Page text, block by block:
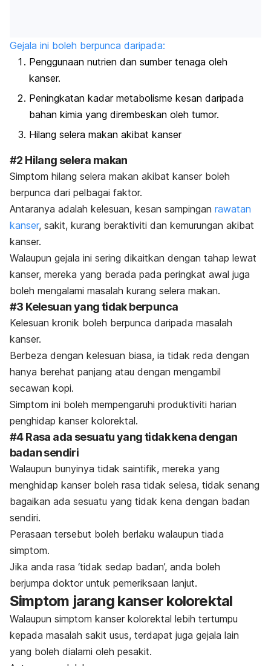
Gejala ini boleh berpunca daripada:
Penggunaan nutrien dan sumber tenaga oleh
kanser.
Peningkatan kadar metabolisme kesan daripada
bahan kimia yang dirembeskan oleh tumor.
Hilang selera makan akibat kanser
#2 Hilang selera makan
Simptom hilang selera makan akibat kanser boleh
berpunca dari pelbagai faktor.
Antaranya adalah kelesuan, kesan sampingan rawatan
kanser, sakit, kurang beraktiviti dan kemurungan akibat
kanser.
Walaupun gejala ini sering dikaitkan dengan tahap lewat
kanser, mereka yang berada pada peringkat awal juga
boleh mengalami masalah kurang selera makan.
#3 Kelesuan yang tidak berpunca
Kelesuan kronik boleh berpunca daripada masalah
kanser.
Berbeza dengan kelesuan biasa, ia tidak reda dengan
hanya berehat panjang atau dengan mengambil
secawan kopi.
Simptom ini boleh mempengaruhi produktiviti harian
penghidap kanser kolorektal.
#4 Rasa ada sesuatu yang tidak kena dengan
badan sendiri
Walaupun bunyinya tidak saintifik, mereka yang
menghidap kanser boleh rasa tidak selesa, tidak senang
bagaikan ada sesuatu yang tidak kena dengan badan
sendiri.
Perasaan tersebut boleh berlaku walaupun tiada
simptom.
Jika anda rasa ‘tidak sedap badan’, anda boleh
berjumpa doktor untuk pemeriksaan lanjut.
Simptom jarang kanser kolorektal
Walaupun simptom kanser kolorektal lebih tertumpu
kepada masalah sakit usus, terdapat juga gejala lain
yang boleh dialami oleh pesakit.